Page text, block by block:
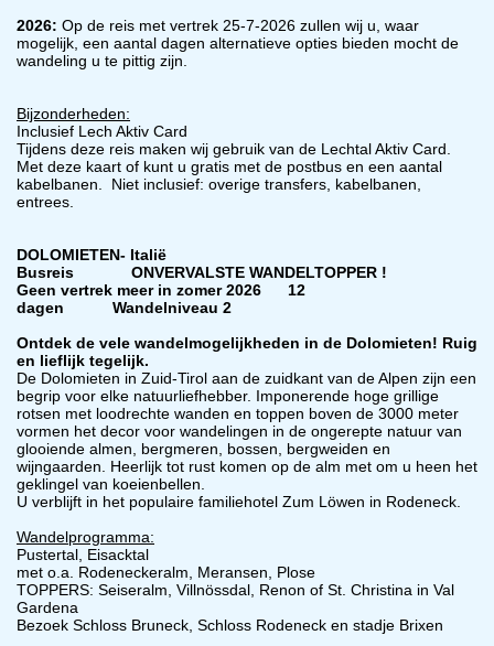
2026: Op de reis met vertrek 25-7-2026 zullen wij u, waar
mogelijk, een aantal dagen alternatieve opties bieden mocht de
wandeling u te pittig zijn.
Bijzonderheden:
Inclusief Lech Aktiv Card
Tijdens deze reis maken wij gebruik van de Lechtal Aktiv Card.
Met deze kaart of kunt u gratis met de postbus en een aantal
kabelbanen. Niet inclusief: overige transfers, kabelbanen,
entrees.
DOLOMIETEN- Italië
Busreis ONVERVALSTE WANDELTOPPER !
Geen vertrek meer in zomer 2026 12
dagen Wandelniveau 2
Ontdek de vele wandelmogelijkheden in de Dolomieten! Ruig
en lieflijk tegelijk.
De Dolomieten in Zuid-Tirol aan de zuidkant van de Alpen zijn een
begrip voor elke natuurliefhebber. Imponerende hoge grillige
rotsen met loodrechte wanden en toppen boven de 3000 meter
vormen het decor voor wandelingen in de ongerepte natuur van
glooiende almen, bergmeren, bossen, bergweiden en
wijngaarden. Heerlijk tot rust komen op de alm met om u heen het
geklingel van koeienbellen.
U verblijft in het populaire familiehotel Zum Löwen in Rodeneck.
Wandelprogramma:
Pustertal, Eisacktal
met o.a. Rodeneckeralm, Meransen, Plose
TOPPERS: Seiseralm, Villnössdal, Renon of St. Christina in Val
Gardena
Bezoek Schloss Bruneck, Schloss Rodeneck en stadje Brixen